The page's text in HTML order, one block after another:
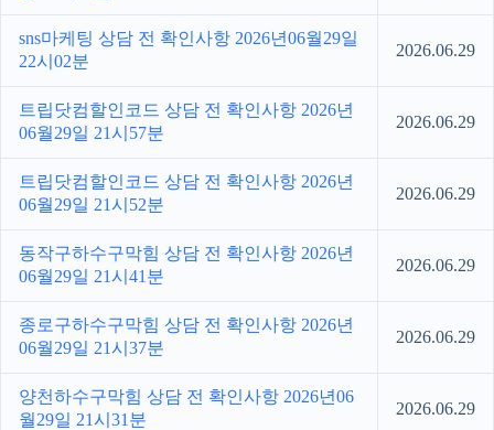
sns마케팅 상담 전 확인사항 2026년06월29일
22시02분
2026.06.29
트립닷컴할인코드 상담 전 확인사항 2026년
06월29일 21시57분
2026.06.29
트립닷컴할인코드 상담 전 확인사항 2026년
06월29일 21시52분
2026.06.29
동작구하수구막힘 상담 전 확인사항 2026년
06월29일 21시41분
2026.06.29
종로구하수구막힘 상담 전 확인사항 2026년
06월29일 21시37분
2026.06.29
양천하수구막힘 상담 전 확인사항 2026년06
월29일 21시31분
2026.06.29